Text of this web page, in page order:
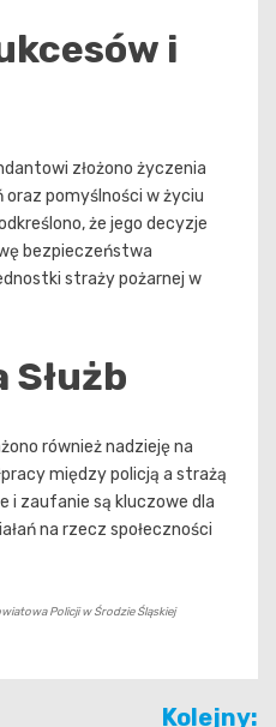
i
złożono życzenia
oraz pomyślności w życiu
że jego decyzje
bezpieczeństwa
straży pożarnej w
Służb
również nadzieję na
między policją a strażą
i zaufanie są kluczowe dla
na rzecz społeczności
Policji w Środzie Śląskiej
Kolejny: